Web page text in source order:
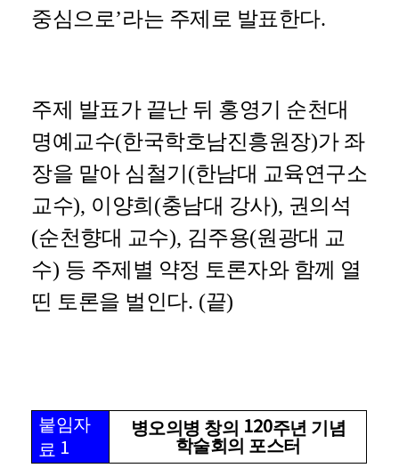
중심으로’라는 주제로 발표한다.
주제 발표가 끝난 뒤 홍영기 순천대
명예교수(한국학호남진흥원장)가 좌
장을 맡아 심철기 (한남대 교육연구소
교수), 이양희 (충남대 강사), 권의석
(순천향대 교수), 김주용(원광대 교
수) 등 주제별 약정 토론자와 함께 열
띤 토론을 벌인다. (끝)
붙임자
료 1
병오의병 창의 120주년 기념
학술회의 포스터